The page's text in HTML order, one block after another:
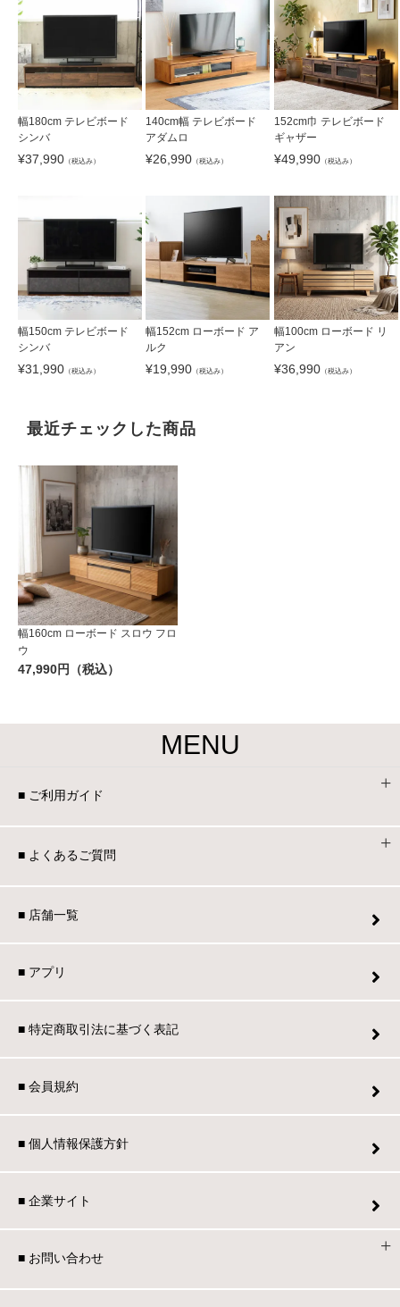
幅180cm テレビボード
シンバ
¥37,990 （税込み）
140cm幅 テレビボード
アダムロ
¥26,990 （税込み）
152cm巾 テレビボード
ギャザー
¥49,990（税込み）
幅150cm テレビボード
シンバ
¥31,990 （税込み）
幅152cm ローボード ア
ルク
¥19,990 （税込み）
幅100cm ローボード リ
アン
¥36,990（税込み）
最近チェックした商品
幅160cm ローボード スロウ フロ
ウ
47,990円（税込）
MENU
■ ご利用ガイド
■ よくあるご質問
■ 店舗一覧
■ アプリ
■ 特定商取引法に基づく表記
■ 会員規約
■ 個人情報保護方針
■ 企業サイト
■ お問い合わせ